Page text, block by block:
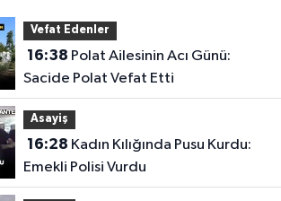
Vefat Edenler
16:38
Sacide Polat Vefat Etti
Asayiş
16:28
Emekli Polisi Vurdu